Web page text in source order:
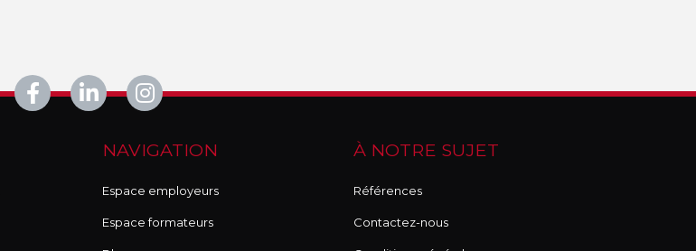
NAVIGATION
Espace employeurs
Espace formateurs
À NOTRE SUJET
Références
Contactez-nous